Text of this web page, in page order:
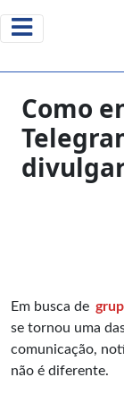
Como
Em busca de
se tornou uma
comunicação,
não é diferente.